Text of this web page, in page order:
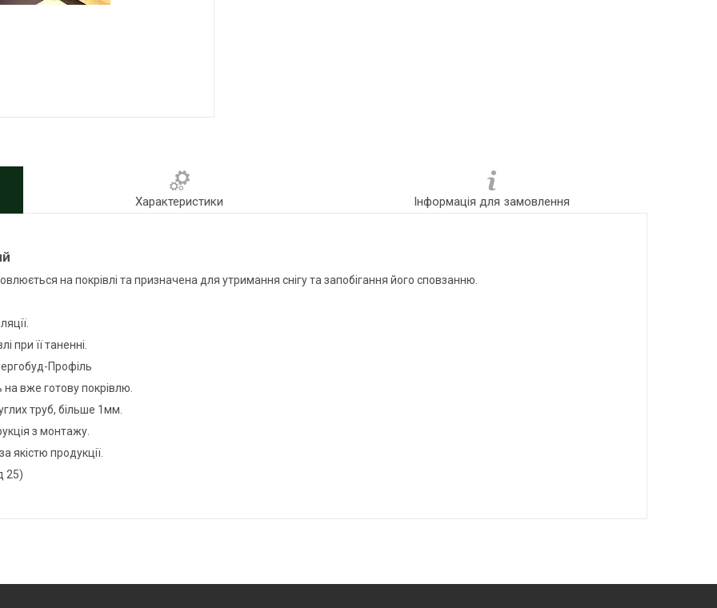
Характеристики Інформація для замовлення
на покрівлі та призначена для утримання снігу та запобігання його сповзанню.
при її таненні.
Профіль
вже готову покрівлю.
труб, більше 1мм.
з монтажу.
якістю продукції.
25)